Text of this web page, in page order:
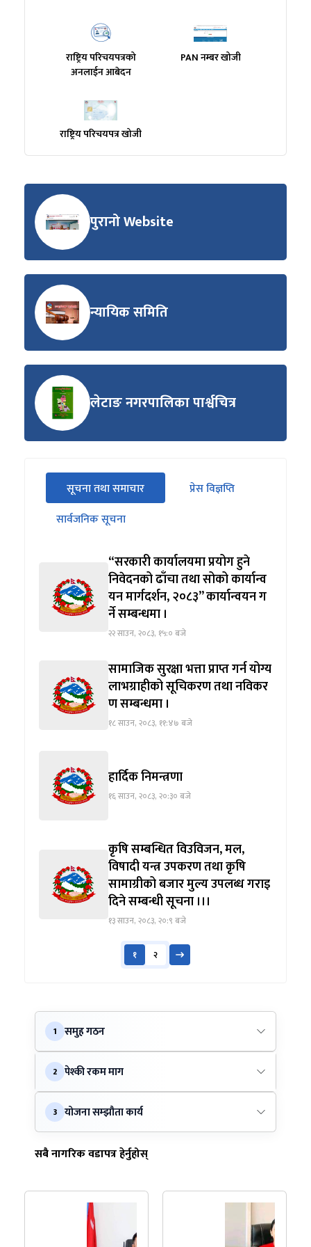
राष्ट्रिय परिचयपत्रको
अनलाईन आबेदन
PAN नम्बर खोजी
राष्ट्रिय परिचयपत्र खोजी
पुरानो Website
न्यायिक समिति
लेटाङ नगरपालिका पार्श्वचित्र
सीधा
पहिलो
ट्याबको
सूचना तथा समाचार
(सक्रिय ट्याब)
प्रेस विज्ञप्ति
सार्वजनिक सूचना
“सरकारी कार्यालयमा प्रयोग हुने
निवेदनको ढाँचा तथा सोको कार्यान्व
यन मार्गदर्शन, २०८३” कार्यान्वयन ग
र्ने सम्बन्धमा ।
२२ साउन, २०८३, १५:० बजे
सामाजिक सुरक्षा भत्ता प्राप्त गर्न योग्य
लाभग्राहीको सूचिकरण तथा नविकर
ण सम्बन्धमा ।
१८ साउन, २०८३, ११:४७ बजे
हार्दिक निमन्त्रणा
१६ साउन, २०८३, २०:३० बजे
कृषि सम्बन्धित विउविजन, मल,
विषादी यन्त्र उपकरण तथा कृषि
सामाग्रीको बजार मुल्य उपलब्ध गराइ
दिने सम्बन्धी सूचना ।।।
१३ साउन, २०८३, २०:९ बजे
१ २
1 समुह गठन
2 पेश्की रकम माग
3 योजना सम्झौता कार्य
सबै नागरिक वडापत्र हेर्नुहोस्